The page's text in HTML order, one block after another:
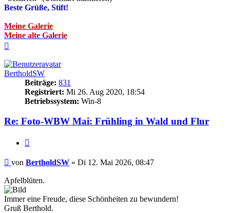
Beste Grüße, Stift!
Meine Galerie
Meine alte Galerie
BertholdSW
Beiträge: 831
Registriert: Mi 26. Aug 2020, 18:54
Betriebssystem: Win-8
Re: Foto-WBW Mai: Frühling in Wald und Flur
Beitrag
von BertholdSW » Di 12. Mai 2026, 08:47
Apfelblüten.
Immer eine Freude, diese Schönheiten zu bewundern!
Gruß Berthold.